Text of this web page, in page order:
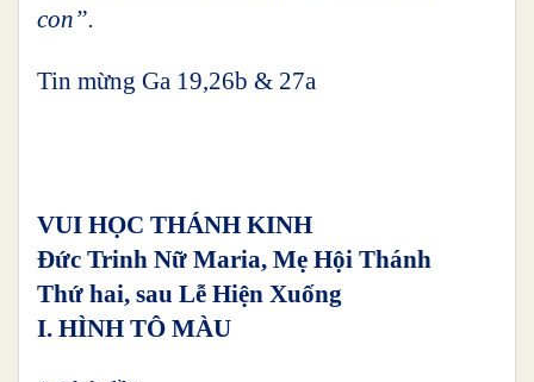
con”.
Tin mừng Ga 19,26b & 27a
VUI HỌC THÁNH KINH
Đức Trinh Nữ Maria, Mẹ Hội Thánh
Thứ hai, sau Lễ Hiện Xuống
I. HÌNH TÔ MÀU